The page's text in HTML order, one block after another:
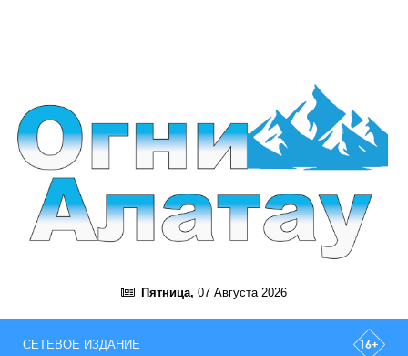
Пятница, 07 Августа 2026
СЕТЕВОЕ ИЗДАНИЕ